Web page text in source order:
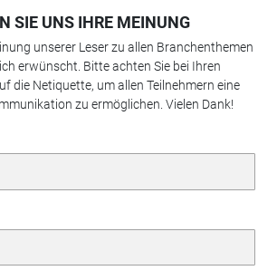
SIE UNS IHRE MEINUNG
unserer Leser zu allen Branchenthemen
erwünscht. Bitte achten Sie bei Ihren
die Netiquette, um allen Teilnehmern eine
zu ermöglichen. Vielen Dank!